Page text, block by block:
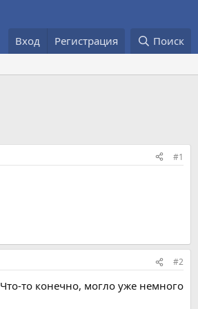
Вход Регистрация Поиск
#1
#2
Что-то конечно, могло уже немного